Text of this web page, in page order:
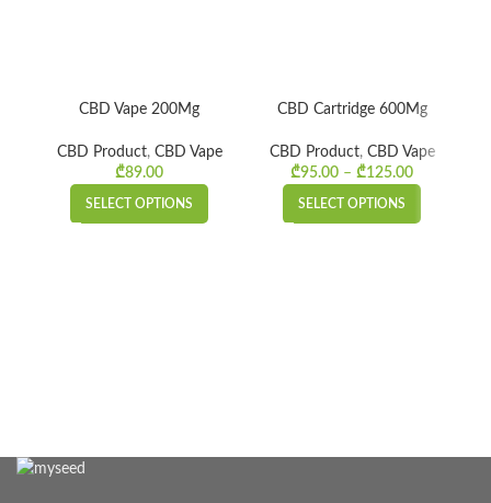
CBD Vape 200Mg
CBD Product, CBD Vape
₾89.00
SELECT OPTIONS
CBD Cartridge 600Mg
CBD Product, CBD Vape
₾95.00 – ₾125.00
SELECT OPTIONS